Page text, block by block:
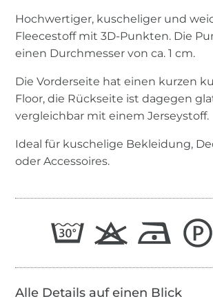
Hochwertiger, kuscheliger und
Fleecestoff mit 3D-Punkten. Die
einen Durchmesser von ca. 1 cm.
Die Vorderseite hat einen kurzen
Floor, die Rückseite ist dagegen
vergleichbar mit einem Jerseystoff.
Ideal für kuschelige Bekleidung,
oder Accessoires.
Alle Details auf einen Blick